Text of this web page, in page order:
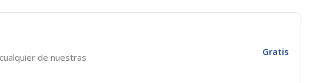
de nuestras
Gratis